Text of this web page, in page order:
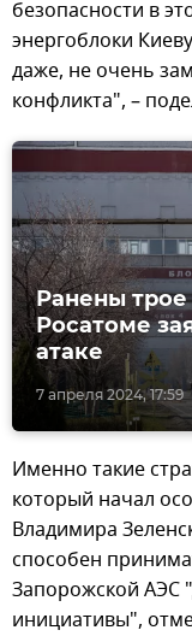
безопасности в
энергоблоки
даже, не очень
конфликта", –
7 апреля 2024, 17:59
Ранены
Росатоме
атаке
Именно такие
который начал
Владимира
способен
Запорожской АЭС
инициативы",